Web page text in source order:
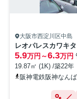
大阪市西淀川区中島
レオパレスカワキタ
5.9万円～6.3万円
19.87㎡ (1K) /築22年
阪神電鉄阪神なん